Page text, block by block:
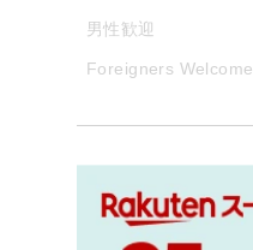
男性歓迎
Foreigners Welcome